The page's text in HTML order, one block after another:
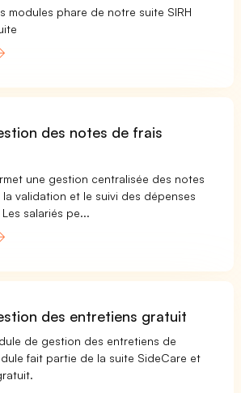
modules phare de notre suite SIRH
des notes de frais
une gestion centralisée des notes
validation et le suivi des dépenses
salariés pe...
des entretiens gratuit
de gestion des entretiens de
fait partie de la suite SideCare et